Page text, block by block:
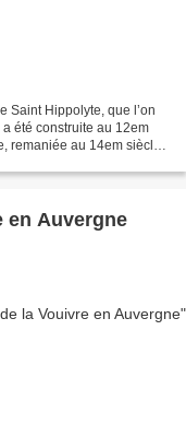
Saint Hippolyte, que l’on
été construite au 12em
remaniée au 14em siècle,
en Auvergne